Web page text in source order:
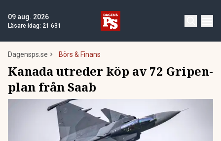
09 aug. 2026
Läsare idag: 21 631
Dagensps.se Börs & Finans
Kanada utreder köp av 72 Gripen-
plan från Saab